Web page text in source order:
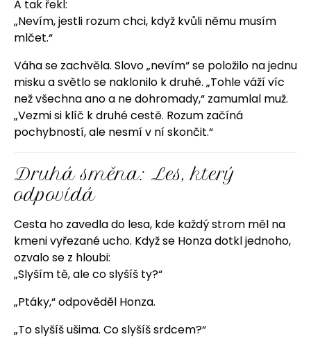
A tak řekl:
„Nevím, jestli rozum chci, když kvůli němu musím
mlčet.“
Váha se zachvěla. Slovo „nevím“ se položilo na jednu
misku a světlo se naklonilo k druhé. „Tohle váží víc
než všechna ano a ne dohromady,“ zamumlal muž.
„Vezmi si klíč k druhé cestě. Rozum začíná
pochybností, ale nesmí v ní skončit.“
Druhá směna: Les, který
odpovídá
Cesta ho zavedla do lesa, kde každý strom měl na
kmeni vyřezané ucho. Když se Honza dotkl jednoho,
ozvalo se z hloubi:
„Slyším tě, ale co slyšíš ty?“
„Ptáky,“ odpověděl Honza.
„To slyšíš ušima. Co slyšíš srdcem?“